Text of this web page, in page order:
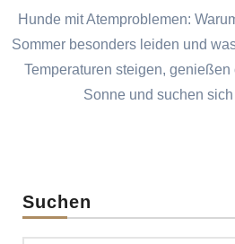
Hunde mit Atemproblemen: Warum kurznäsige Rassen im
Sommer besonders leiden und
Temperaturen steigen,
Sonne und suchen
Suchen